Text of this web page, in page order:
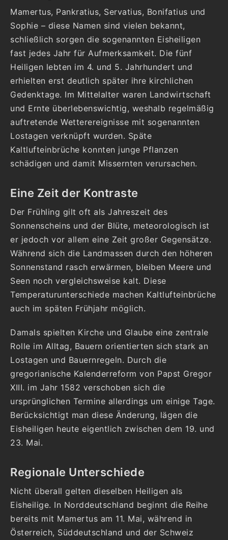
Mamertus, Pankratius, Servatius, Bonifatius und
Sophie – diese Namen sind vielen bekannt,
schließlich sorgen die sogenannten Eisheiligen
fast jedes Jahr für Aufmerksamkeit. Die fünf
Heiligen lebten im 4. und 5. Jahrhundert und
erhielten erst deutlich später ihre kirchlichen
Gedenktage. Im Mittelalter waren Landwirtschaft
und Ernte überlebenswichtig, weshalb regelmäßig
auftretende Wetterereignisse mit sogenannten
Lostagen verknüpft wurden. Späte
Kaltlufteinbrüche konnten junge Pflanzen
schädigen und damit Missernten verursachen.
Eine Zeit der Kontraste
Der Frühling gilt oft als Jahreszeit des
Sonnenscheins und der Blüte, meteorologisch ist
er jedoch vor allem eine Zeit großer Gegensätze.
Während sich die Landmassen durch den höheren
Sonnenstand rasch erwärmen, bleiben Meere und
Seen noch vergleichsweise kalt. Diese
Temperaturunterschiede machen Kaltlufteinbrüche
auch im späten Frühjahr möglich.
Damals spielten Kirche und Glaube eine zentrale
Rolle im Alltag, Bauern orientierten sich stark an
Lostagen und Bauernregeln. Durch die
gregorianische Kalenderreform von Papst Gregor
XIII. im Jahr 1582 verschoben sich die
ursprünglichen Termine allerdings um einige Tage.
Berücksichtigt man diese Änderung, lägen die
Eisheiligen heute eigentlich zwischen dem 19. und
23. Mai.
Regionale Unterschiede
Nicht überall gelten dieselben Heiligen als
Eisheilige. In Norddeutschland beginnt die Reihe
bereits mit Mamertus am 11. Mai, während in
Österreich, Süddeutschland und der Schweiz